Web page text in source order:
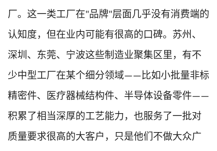
厂。这一类工厂在"品牌"层面几乎没有消费端的
认知度，但在业内可能有很高的口碑。苏州、
深圳、东莞、宁波这些制造业聚集区里，有不
少中型工厂在某个细分领域—— 比如小批量非标
精密件、医疗器械结构件、半导体设备零件——
积累了相当深厚的工艺能力，也服务了一批对
质量要求很高的大客户，只是他们不做大众广